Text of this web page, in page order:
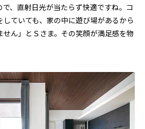
で、直射日光が当たらず快適ですね。コ
していても、家の中に遊び場があるから
せん」とＳさま。その笑顔が満足感を物